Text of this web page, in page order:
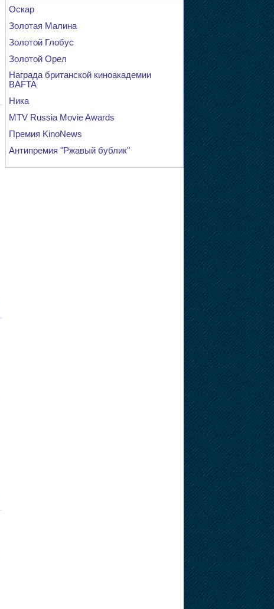
Оскар
Золотая Малина
Золотой Глобус
Золотой Орел
Награда британской киноакадемии
BAFTA
Ника
MTV Russia Movie Awards
Премия KinoNews
Антипремия "Ржавый бублик"